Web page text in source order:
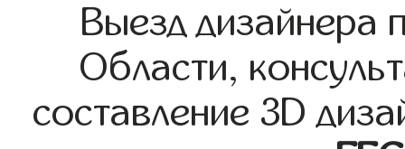
Выезд дизайнера
Области,
составление 3D